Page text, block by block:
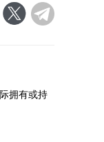
拥有或持